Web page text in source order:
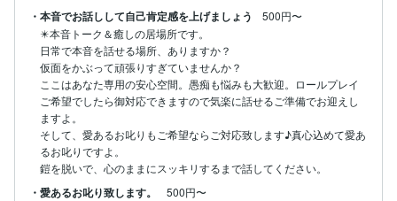
・本音でお話しして自己肯定感を上げましょう
500円〜
✴️本音トーク＆癒しの居場所です。
日常で本音を話せる場所、ありますか？
仮面をかぶって頑張りすぎていませんか？
ここはあなた専用の安心空間。愚痴も悩みも大歓迎。ロールプレイ
ご希望でしたら御対応できますので気楽に話せるご準備でお迎えし
ますよ。
そして、愛あるお叱りもご希望ならご対応致します♪真心込めて愛あ
るお叱りですよ。
鎧を脱いで、心のままにスッキリするまで話してください。
・愛あるお叱り致します。 500円〜